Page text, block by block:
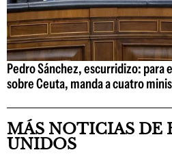
Pedro Sánchez, escurridizo: para
sobre Ceuta, manda a cuatro
MÁS NOTICIAS DE
UNIDOS